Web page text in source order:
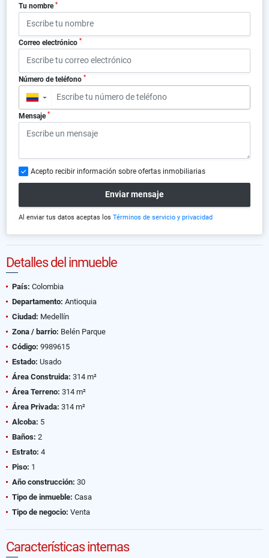
Tu nombre *
Correo electrónico *
Número de teléfono *
▼
Mensaje *
Acepto recibir información sobre ofertas inmobiliarias
Enviar mensaje
Al enviar tus datos aceptas los Términos de servicio y privacidad
Detalles del inmueble
País: Colombia
Departamento: Antioquia
Ciudad: Medellín
Zona / barrio: Belén Parque
Código: 9989615
Estado: Usado
Área Construida: 314 m²
Área Terreno: 314 m²
Área Privada: 314 m²
Alcoba: 5
Baños: 2
Estrato: 4
Piso: 1
Año construcción: 30
Tipo de inmueble: Casa
Tipo de negocio: Venta
Características internas